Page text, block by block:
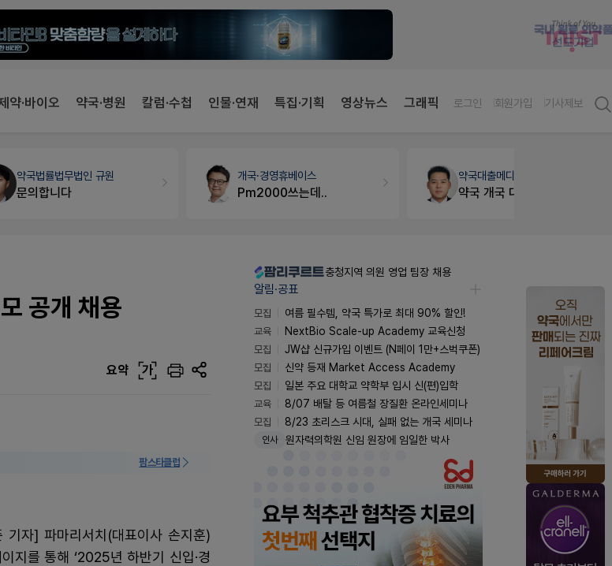
약·바이오 약국·병원 칼럼·수첩 인물·연재 특집·기획 영상뉴스 그래픽 로그인 회원가입 기사제보
Pm2000쓰는데.. 약국 개국 대출 어떻게 받아야할지 어렵습니다
공개 채용
요약 가
팜스타클럽
기자] 파마리서치(대표이사 손지훈)
지를 통해 ‘2025년 하반기 신입·경
충청지역 의원 영업 팀장 채용
알림·공표
모집
여름 필수템, 약국 특가로 최대 90% 할인!
교육
NextBio Scale-up Academy 교육신청
모집
JW샵 신규가입 이벤트 (N페이 1만+스벅쿠폰)
모집
신약 등재 Market Access Academy
모집
일본 주요 대학교 약학부 입시 신(편)입학
교육
8/07 배탈 등 여름철 장질환 온라인세미나
모집
8/23 초리스크 시대, 실패 없는 개국 세미나
인사 원자력의학원 신임 원장에 임일한 박사